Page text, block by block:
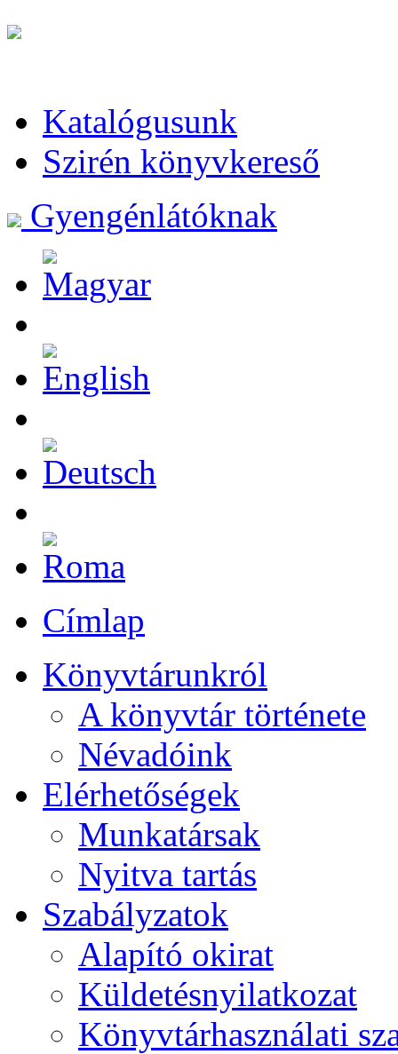
Katalógusunk
Szirén könyvkereső
Gyengénlátóknak
Címlap
Könyvtárunkról
A könyvtár története
Névadóink
Elérhetőségek
Munkatársak
Nyitva tartás
Szabályzatok
Alapító okirat
Küldetésnyilatkozat
Könyvtárhasználati